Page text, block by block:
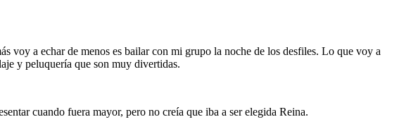
voy a echar de menos es bailar con mi grupo la noche de los desfiles. Lo que voy a
y peluquería que son muy divertidas.
cuando fuera mayor, pero no creía que iba a ser elegida Reina.